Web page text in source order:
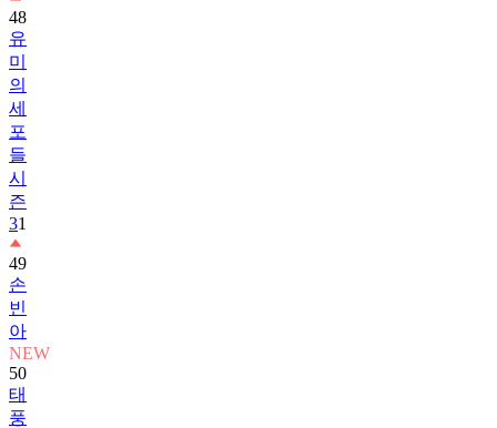
48
유
미
의
세
포
들
시
즌
31
49
손
빈
아
NEW
50
태
풍